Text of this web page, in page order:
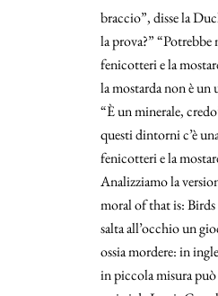
braccio”, disse la
la prova?”
fenicotteri e la
la mostarda non è un
“È un minerale,
questi dintorni c’è
fenicotteri e la
Analizziamo la
moral of that is:
salta all’occhio un
ossia mordere: in
in piccola misura